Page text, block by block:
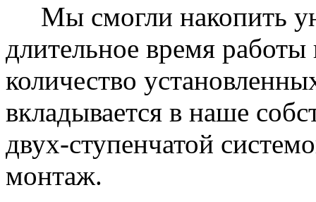
Мы смогли накопить
длительное время
количество
вкладывается в наше
двух-ступенчатой
монтаж.